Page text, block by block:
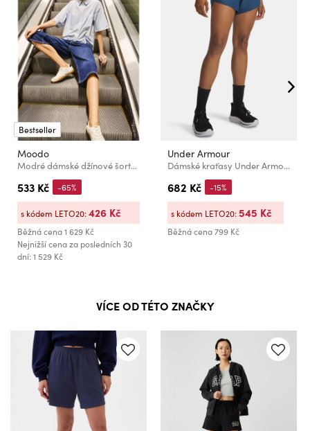
Bestseller
Moodo
Modré dámské džínové šortky Moodo
533 Kč
Běžná cena1 629 Kč
Nejnižší cena za posledních 30
dní: 1 529 Kč
-65%
s kódem LETO20:426 Kč
Under Armour
Dámské kraťasy Under Armour UA Fly By 3'' Shorts
682 Kč
Běžná cena799 Kč
-15%
s kódem LETO20:545 Kč
VÍCE OD TÉTO ZNAČKY